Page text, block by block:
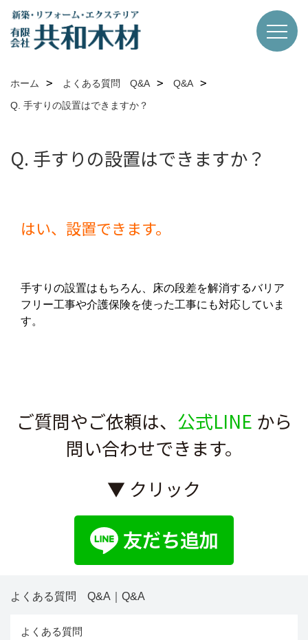
ホーム よくある質問 Q&A
Q&A
Q. 手すりの設置はできますか？
Q. 手すりの設置はできますか？
はい、設置できます。
手すりの設置はもちろん、床の段差を解消するバリア
フリー工事や介護保険を使った工事にも対応していま
す。
ご質問やご依頼は、 公式LINE から
問い合わせできます。
▼ クリック
よくある質問 Q&A｜Q&A
よくある質問